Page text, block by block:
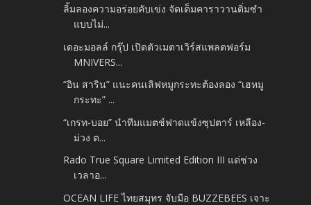
ลิ้มลองความอร่อยคับเข่ง จัดเต็มคาราวานติ่มซำ
แบบไม่...
เดอะมอลล์ กรุ๊ป เปิดตัวเมตาเวิร์สแพลตฟอร์ม
MNIVERS...
“อิน สาริน” แนะคนเลิฟหมูกระทะต้องลอง “เฮหมู
กระทะ” ...
“เกรท-บอย” นำทีมแมตช์ฟาดแข้งซุปตาร์ เหลือง-
ม่วง ต...
Rado True Square Limited Edition III แด่ช่วง
เวลาอ...
OCEAN LIFE ไทยสมุทร จับมือ BUZZEBEES เจาะ